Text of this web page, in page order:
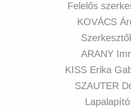
Felelős
KOVÁCS
ARANY
KISS Erika
SZAUTER